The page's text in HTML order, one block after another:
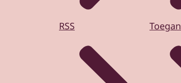
RSS